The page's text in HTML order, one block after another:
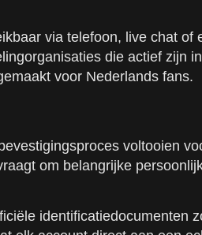
via telefoon, live chat of
die actief zijn
voor Nederlands fans.
voltooien
om belangrijke
identificatiedocumenten